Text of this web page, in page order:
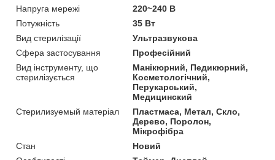
Напруга мережі
220~240 В
Потужність
35 Вт
Вид стерилізації
Ультразвукова
Сфера застосування
Професійний
Вид інструменту, що
стерилізується
Манікюрний, Педикюрний,
Косметологічний,
Перукарський,
Медицинский
Стерилизуемый матеріал
Пластмаса, Метал, Скло,
Дерево, Поролон,
Мікрофібра
Стан
Новий